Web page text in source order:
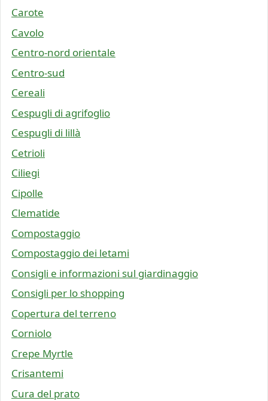
Carote
Cavolo
Centro-nord orientale
Centro-sud
Cereali
Cespugli di agrifoglio
Cespugli di lillà
Cetrioli
Ciliegi
Cipolle
Clematide
Compostaggio
Compostaggio dei letami
Consigli e informazioni sul giardinaggio
Consigli per lo shopping
Copertura del terreno
Corniolo
Crepe Myrtle
Crisantemi
Cura del prato